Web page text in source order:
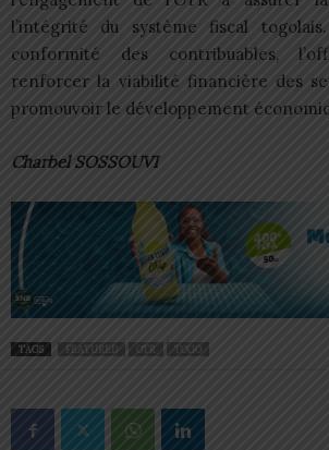
l’intégrité du système fiscal
conformité des contribuables,
renforcer la viabilité financière des
promouvoir le développement
Charbel SOSSOUVI
TAGS FEATURED OTR TOGO